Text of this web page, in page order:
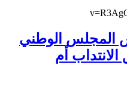
المجلس الوطني
أم